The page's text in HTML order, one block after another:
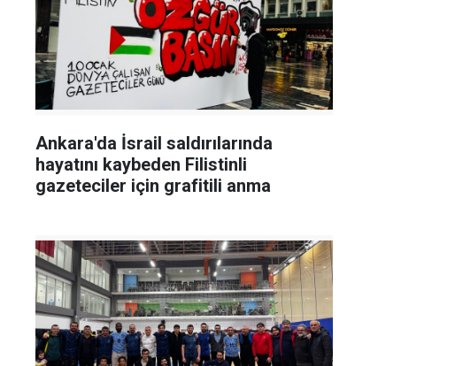
Ankara'da İsrail saldırılarında
hayatını kaybeden Filistinli
gazeteciler için grafitili anma